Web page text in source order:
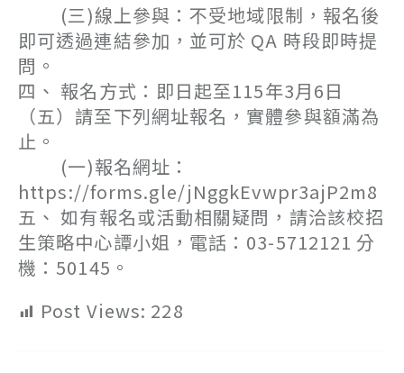
(三)線上參與：不受地域限制，報名後
即可透過連結參加，並可於 QA 時段即時提
問。
四、 報名方式：即日起至115年3月6日
（五）請至下列網址報名，實體參與額滿為
止。
(一)報名網址：
https://forms.gle/jNggkEvwpr3ajP2m8
五、 如有報名或活動相關疑問，請洽該校招
生策略中心譚小姐，電話：03-5712121 分
機：50145。
Post Views: 228